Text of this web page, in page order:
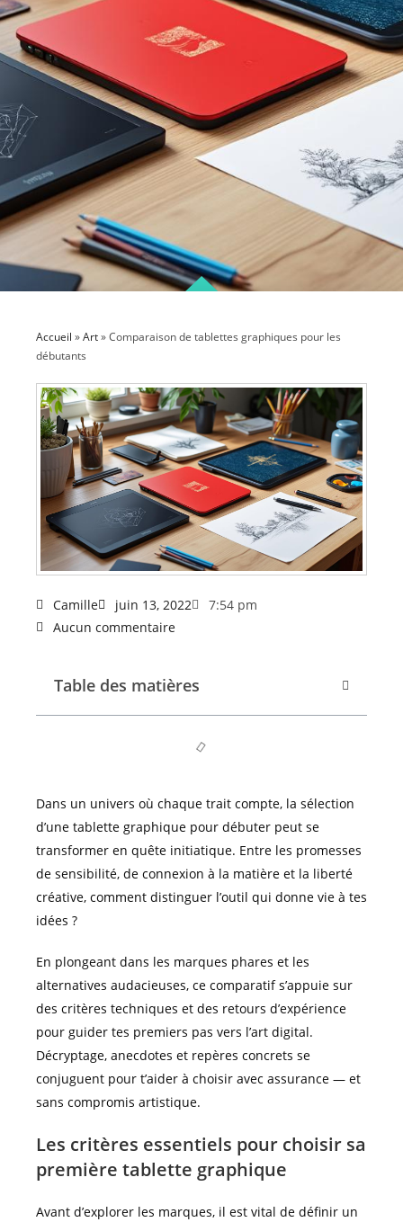
Accueil »Art»Comparaison de tablettes graphiques pour les
débutants
Camille juin 13, 2022
7:54 pm
Aucun commentaire
Table des matières
Dans un univers où chaque trait compte, la sélection
d’une tablette graphique pour débuter peut se
transformer en quête initiatique. Entre les promesses
de sensibilité, de connexion à la matière et la liberté
créative, comment distinguer l’outil qui donne vie à tes
idées ?
En plongeant dans les marques phares et les
alternatives audacieuses, ce comparatif s’appuie sur
des critères techniques et des retours d’expérience
pour guider tes premiers pas vers l’art digital.
Décryptage, anecdotes et repères concrets se
conjuguent pour t’aider à choisir avec assurance — et
sans compromis artistique.
Les critères essentiels pour choisir sa
première tablette graphique
Avant d’explorer les marques, il est vital de définir un